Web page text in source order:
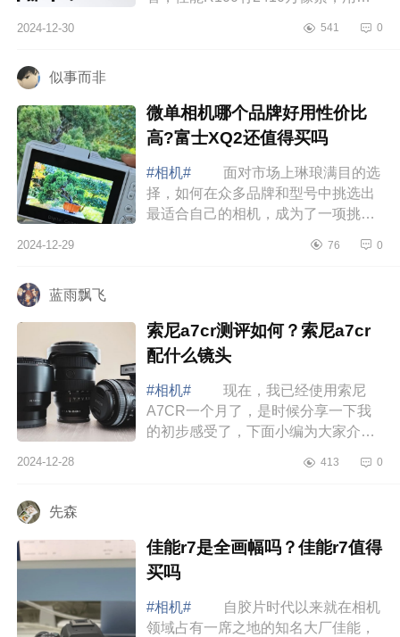
用拍照的小相机用方便小巧。下面小
2024-12-30 541 0
似事而非
微单相机哪个品牌好用性价比
高?富士XQ2还值得买吗
#相机#
面对市场上琳琅满目的选
择，如何在众多品牌和型号中挑选出
最适合自己的相机，成为了一项挑
哪个品牌好用性价比高?富士XQ2还值
2024-12-29 76 0
蓝雨飘飞
索尼a7cr测评如何？索尼a7cr
配什么镜头
#相机#
现在，我已经使用索尼
A7CR一个月了，是时候分享一下我
的初步感受了，下面小编为大家介绍
么镜头 索尼a7cr测评如何 索
2024-12-28 413 0
先森
佳能r7是全画幅吗？佳能r7值得
买吗
#相机#
自胶片时代以来就在相机
领域占有一席之地的知名大厂佳能，